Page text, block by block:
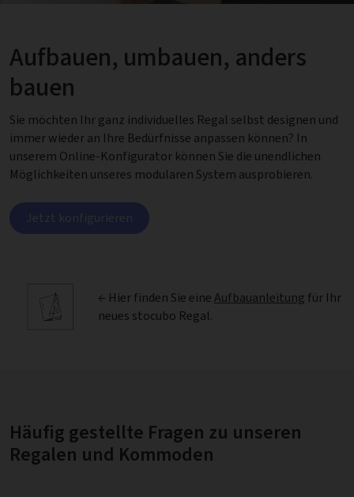
Aufbauen, umbauen, anders
bauen
Sie möchten Ihr ganz individuelles Regal selbst designen und
immer wieder an Ihre Bedürfnisse anpassen können? In
unserem Online-Konfigurator können Sie die unendlichen
Möglichkeiten unseres modularen System ausprobieren.
Jetzt konfigurieren
← Hier finden Sie eineAufbauanleitung für Ihr
neues stocubo Regal.
Häufig gestellte Fragen zu unseren
Regalen und Kommoden